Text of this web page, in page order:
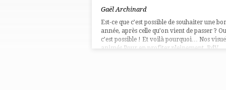
Gaël Archinard
Est-ce que c’est possible de souhaiter une
année, après celle qu’on vient de passer ?
c’est possible ! Et voilà pourquoi… Nos
animés Pour en profiter pleinement, RdV